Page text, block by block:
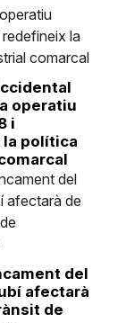
operatiu
i
política
del
afectarà
de